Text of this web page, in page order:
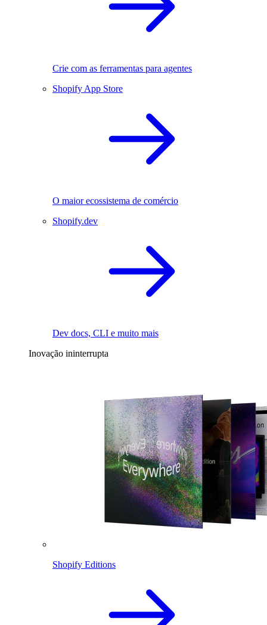
Crie com as ferramentas para agentes
Shopify App Store
O maior ecossistema de comércio
Shopify.dev
Dev docs, CLI e muito mais
Inovação ininterrupta
Shopify Editions